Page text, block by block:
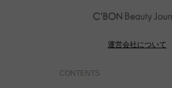
運営会社について
CONTENTS